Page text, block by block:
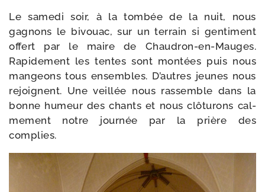
Le same­di soir, à la tom­bée de la nuit, nous
gagnons le bivouac, sur un ter­rain si gen­ti­ment
offert par le maire de Chaudron-​en-​Mauges.
Rapidement les tentes sont mon­tées puis nous
man­geons tous ensembles. D’autres jeunes nous
rejoignent. Une veillée nous ras­semble dans la
bonne humeur des chants et nous clô­tu­rons cal­
me­ment notre jour­née par la prière des
complies.